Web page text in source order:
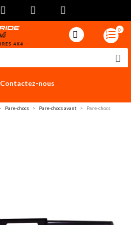
0
Contactez-nous
Pare-chocs Pare-chocs avant
Pare-chocs